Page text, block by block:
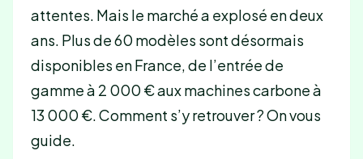
attentes. Mais le marché a explosé en deux
ans. Plus de 60 modèles sont désormais
disponibles en France, de l’entrée de
gamme à 2 000 € aux machines carbone à
13 000 €. Comment s’y retrouver ? On vous
guide.